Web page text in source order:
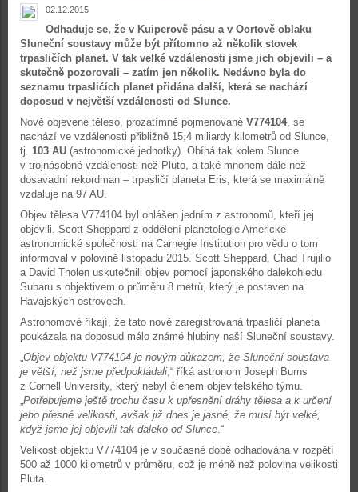
02.12.2015
Odhaduje se, že v Kuiperově pásu a v Oortově oblaku
Sluneční soustavy může být přítomno až několik stovek
trpasličích planet. V tak velké vzdálenosti jsme jich objevili – a
skutečně pozorovali – zatím jen několik. Nedávno byla do
seznamu trpasličích planet přidána další, která se nachází
doposud v největší vzdálenosti od Slunce.
Nově objevené těleso, prozatímně pojmenované V774104, se
nachází ve vzdálenosti přibližně 15,4 miliardy kilometrů od Slunce,
tj. 103 AU (astronomické jednotky). Obíhá tak kolem Slunce
v trojnásobné vzdálenosti než Pluto, a také mnohem dále než
dosavadní rekordman – trpasličí planeta Eris, která se maximálně
vzdaluje na 97 AU.
Objev tělesa V774104 byl ohlášen jedním z astronomů, kteří jej
objevili. Scott Sheppard z oddělení planetologie Americké
astronomické společnosti na Carnegie Institution pro vědu o tom
informoval v polovině listopadu 2015. Scott Sheppard, Chad Trujillo
a David Tholen uskutečnili objev pomocí japonského dalekohledu
Subaru s objektivem o průměru 8 metrů, který je postaven na
Havajských ostrovech.
Astronomové říkají, že tato nově zaregistrovaná trpasličí planeta
poukázala na doposud málo známé hlubiny naší Sluneční soustavy.
„Objev objektu V774104 je novým důkazem, že Sluneční soustava
je větší, než jsme předpokládali,“ říká astronom Joseph Burns
z Cornell University, který nebyl členem objevitelského týmu.
„Potřebujeme ještě trochu času k upřesnění dráhy tělesa a k určení
jeho přesné velikosti, avšak již dnes je jasné, že musí být velké,
když jsme jej objevili tak daleko od Slunce.“
Velikost objektu V774104 je v současné době odhadována v rozpětí
500 až 1000 kilometrů v průměru, což je méně než polovina velikosti
Pluta.